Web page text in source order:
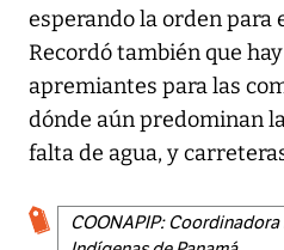
esperando la orden para
Recordó también que
apremiantes para las
dónde aún predominan
falta de agua, y
COONAPIP: